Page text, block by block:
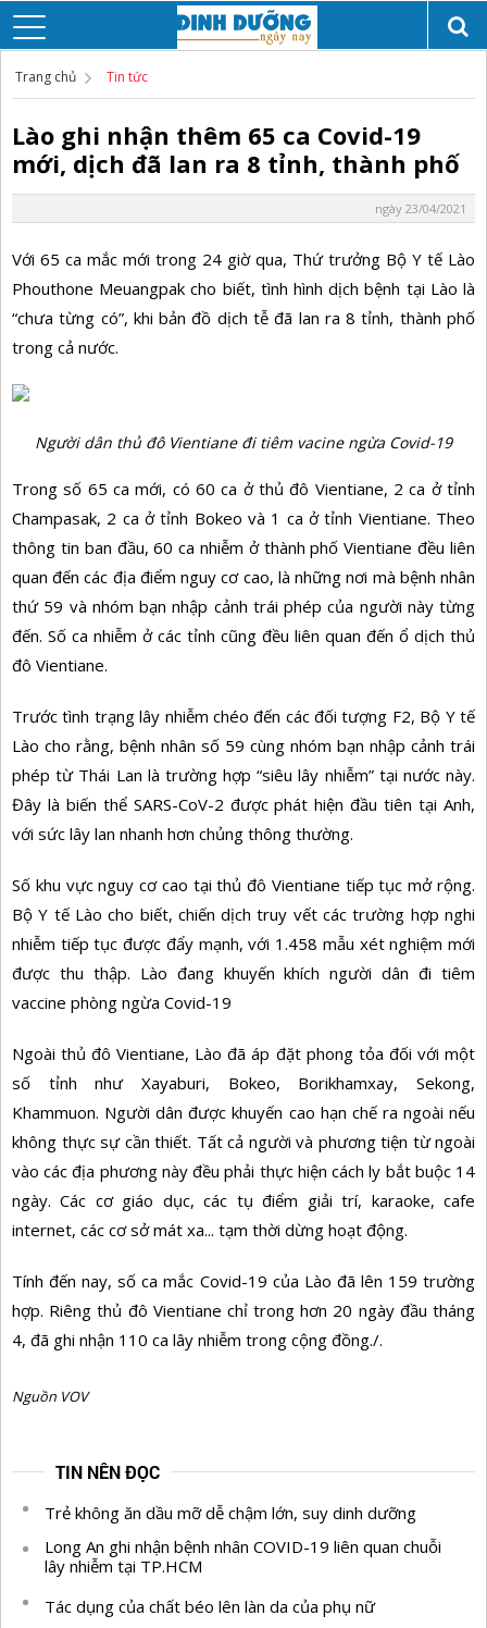
Trang chủ Tin tức
Lào ghi nhận thêm 65 ca Covid-19
mới, dịch đã lan ra 8 tỉnh, thành phố
ngày 23/04/2021
Với 65 ca mắc mới trong 24 giờ qua, Thứ trưởng Bộ Y tế Lào
Phouthone Meuangpak cho biết, tình hình dịch bệnh tại Lào là
“chưa từng có”, khi bản đồ dịch tễ đã lan ra 8 tỉnh, thành phố
trong cả nước.
Người dân thủ đô Vientiane đi tiêm vacine ngừa Covid-19
Trong số 65 ca mới, có 60 ca ở thủ đô Vientiane, 2 ca ở tỉnh
Champasak, 2 ca ở tỉnh Bokeo và 1 ca ở tỉnh Vientiane. Theo
thông tin ban đầu, 60 ca nhiễm ở thành phố Vientiane đều liên
quan đến các địa điểm nguy cơ cao, là những nơi mà bệnh nhân
thứ 59 và nhóm bạn nhập cảnh trái phép của người này từng
đến. Số ca nhiễm ở các tỉnh cũng đều liên quan đến ổ dịch thủ
đô Vientiane.
Trước tình trạng lây nhiễm chéo đến các đối tượng F2, Bộ Y tế
Lào cho rằng, bệnh nhân số 59 cùng nhóm bạn nhập cảnh trái
phép từ Thái Lan là trường hợp “siêu lây nhiễm” tại nước này.
Đây là biến thể SARS-CoV-2 được phát hiện đầu tiên tại Anh,
với sức lây lan nhanh hơn chủng thông thường.
Số khu vực nguy cơ cao tại thủ đô Vientiane tiếp tục mở rộng.
Bộ Y tế Lào cho biết, chiến dịch truy vết các trường hợp nghi
nhiễm tiếp tục được đẩy mạnh, với 1.458 mẫu xét nghiệm mới
được thu thập. Lào đang khuyến khích người dân đi tiêm
vaccine phòng ngừa Covid-19
Ngoài thủ đô Vientiane, Lào đã áp đặt phong tỏa đối với một
số tỉnh như Xayaburi, Bokeo, Borikhamxay, Sekong,
Khammuon. Người dân được khuyến cao hạn chế ra ngoài nếu
không thực sự cần thiết. Tất cả người và phương tiện từ ngoài
vào các địa phương này đều phải thực hiện cách ly bắt buộc 14
ngày. Các cơ giáo dục, các tụ điểm giải trí, karaoke, cafe
internet, các cơ sở mát xa... tạm thời dừng hoạt động.
Tính đến nay, số ca mắc Covid-19 của Lào đã lên 159 trường
hợp. Riêng thủ đô Vientiane chỉ trong hơn 20 ngày đầu tháng
4, đã ghi nhận 110 ca lây nhiễm trong cộng đồng./.
Nguồn VOV
TIN NÊN ĐỌC
Trẻ không ăn dầu mỡ dễ chậm lớn, suy dinh dưỡng
Long An ghi nhận bệnh nhân COVID-19 liên quan chuỗi
lây nhiễm tại TP.HCM
Tác dụng của chất béo lên làn da của phụ nữ